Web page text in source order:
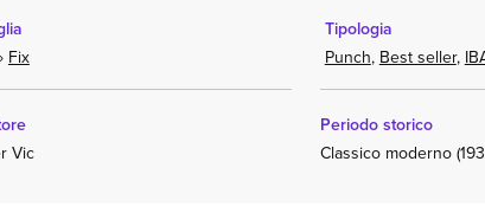
Fix
Tipologia
Punch, Best seller,
Vic
Periodo storico
Classico moderno